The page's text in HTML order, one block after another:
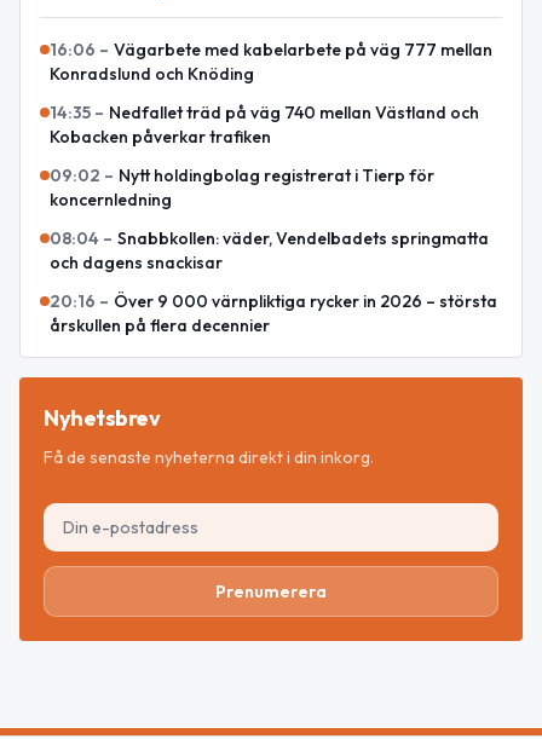
16:06 – Vägarbete med kabelarbete på väg 777 mellan
Konradslund och Knöding
14:35 – Nedfallet träd på väg 740 mellan Västland och
Kobacken påverkar trafiken
09:02 – Nytt holdingbolag registrerat i Tierp för
koncernledning
08:04 – Snabbkollen: väder, Vendelbadets springmatta
och dagens snackisar
20:16 – Över 9 000 värnpliktiga rycker in 2026 – största
årskullen på flera decennier
Nyhetsbrev
Få de senaste nyheterna direkt i din inkorg.
Prenumerera